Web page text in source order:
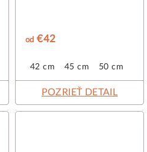
od €42
42 cm 45 cm 50 cm
POZRIEŤ DETAIL